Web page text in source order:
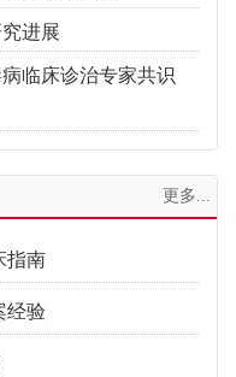
进展
临床诊治专家共识
更多...
指南
经验